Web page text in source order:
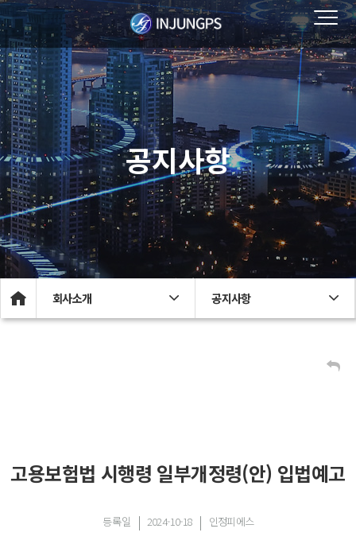
공지사항
회사소개 공지사항
고용보험법 시행령 일부개정령(안) 입법예고
등록일 2024-10-18 인정피에스